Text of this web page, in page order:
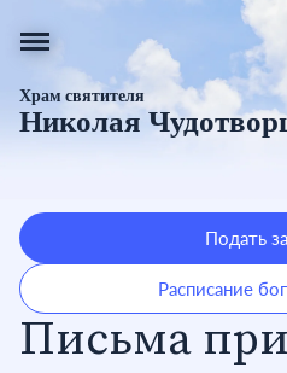
Храм святителя
Николая
Подать
Расписание
Письма